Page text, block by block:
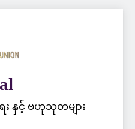
ေး နှင့် ဗဟုသုတများ